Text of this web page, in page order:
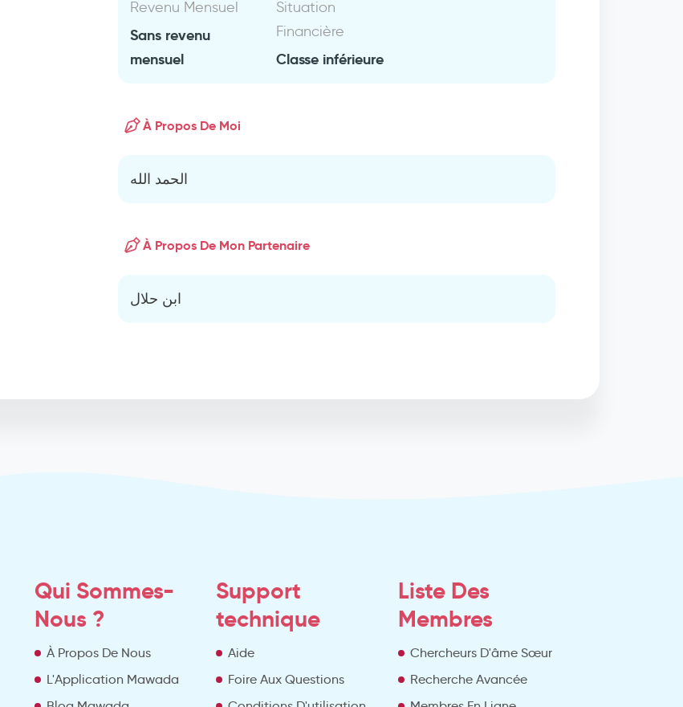
Revenu Mensuel
Sans revenu
mensuel
Situation
Financière
Classe inférieure
À Propos De Moi
الحمد الله
À Propos De Mon Partenaire
ابن حلال
Qui Sommes-
Nous ?
À Propos De Nous
L'Application Mawada
Support
technique
Aide
Foire Aux Questions
Liste Des
Membres
Chercheurs D'âme Sœur
Recherche Avancée